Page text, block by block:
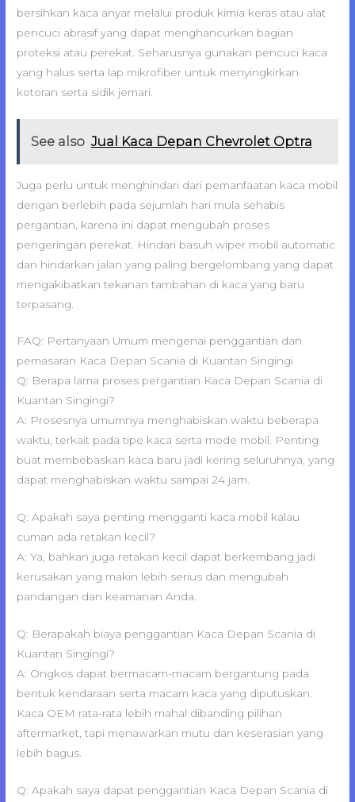
bersihkan kaca anyar melalui produk kimia keras atau alat
pencuci abrasif yang dapat menghancurkan bagian
proteksi atau perekat. Seharusnya gunakan pencuci kaca
yang halus serta lap mikrofiber untuk menyingkirkan
kotoran serta sidik jemari.
See also Jual Kaca Depan Chevrolet Optra
Juga perlu untuk menghindari dari pemanfaatan kaca mobil
dengan berlebih pada sejumlah hari mula sehabis
pergantian, karena ini dapat mengubah proses
pengeringan perekat. Hindari basuh wiper mobil automatic
dan hindarkan jalan yang paling bergelombang yang dapat
mengakibatkan tekanan tambahan di kaca yang baru
terpasang.
FAQ: Pertanyaan Umum mengenai penggantian dan
pemasaran Kaca Depan Scania di Kuantan Singingi
Q: Berapa lama proses pergantian Kaca Depan Scania di
Kuantan Singingi?
A: Prosesnya umumnya menghabiskan waktu beberapa
waktu, terkait pada tipe kaca serta mode mobil. Penting
buat membebaskan kaca baru jadi kering seluruhnya, yang
dapat menghabiskan waktu sampai 24 jam.
Q: Apakah saya penting mengganti kaca mobil kalau
cuman ada retakan kecil?
A: Ya, bahkan juga retakan kecil dapat berkembang jadi
kerusakan yang makin lebih serius dan mengubah
pandangan dan keamanan Anda.
Q: Berapakah biaya penggantian Kaca Depan Scania di
Kuantan Singingi?
A: Ongkos dapat bermacam-macam bergantung pada
bentuk kendaraan serta macam kaca yang diputuskan.
Kaca OEM rata-rata lebih mahal dibanding pilihan
aftermarket, tapi menawarkan mutu dan keserasian yang
lebih bagus.
Q: Apakah saya dapat penggantian Kaca Depan Scania di